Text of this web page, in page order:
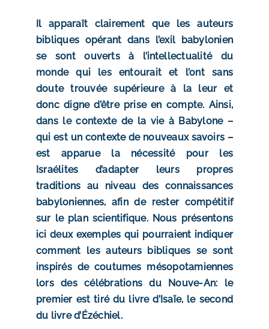
Il apparaît clairement que les auteurs
bibliques opérant dans l’exil babylonien
se sont ouverts à l’intellectualité du
monde qui les entourait et l’ont sans
doute trouvée supérieure à la leur et
donc digne d’être prise en compte. Ainsi,
dans le contexte de la vie à Babylone –
qui est un contexte de nouveaux savoirs –
est apparue la nécessité pour les
Israélites d’adapter leurs propres
traditions au niveau des connaissances
babyloniennes, afin de rester compétitif
sur le plan scientifique. Nous présentons
ici deux exemples qui pourraient indiquer
comment les auteurs bibliques se sont
inspirés de coutumes mésopotamiennes
lors des célébrations du Nouve-An: le
premier est tiré du livre d’Isaïe, le second
du livre d’Ézéchiel.